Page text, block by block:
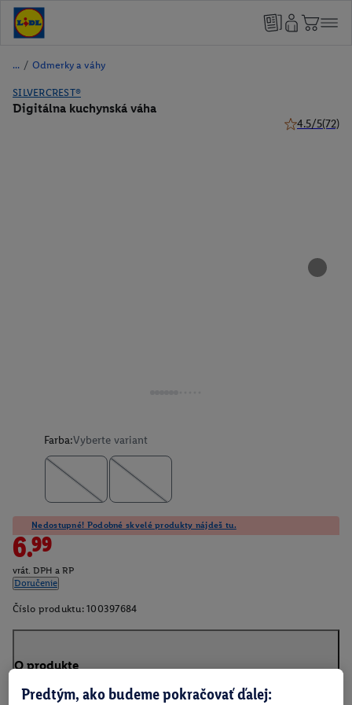
/ Odmerky a váhy
SILVERCREST®
Digitálna kuchynská váha
4.5/5(72)
Farba:Vyberte variant
Nedostupné! Podobné skvelé produkty nájdeš tu.
6.99
vrát. DPH a RP
Doručenie
Číslo produktu: 100397684
O produkte
Predtým, ako budeme pokračovať ďalej: